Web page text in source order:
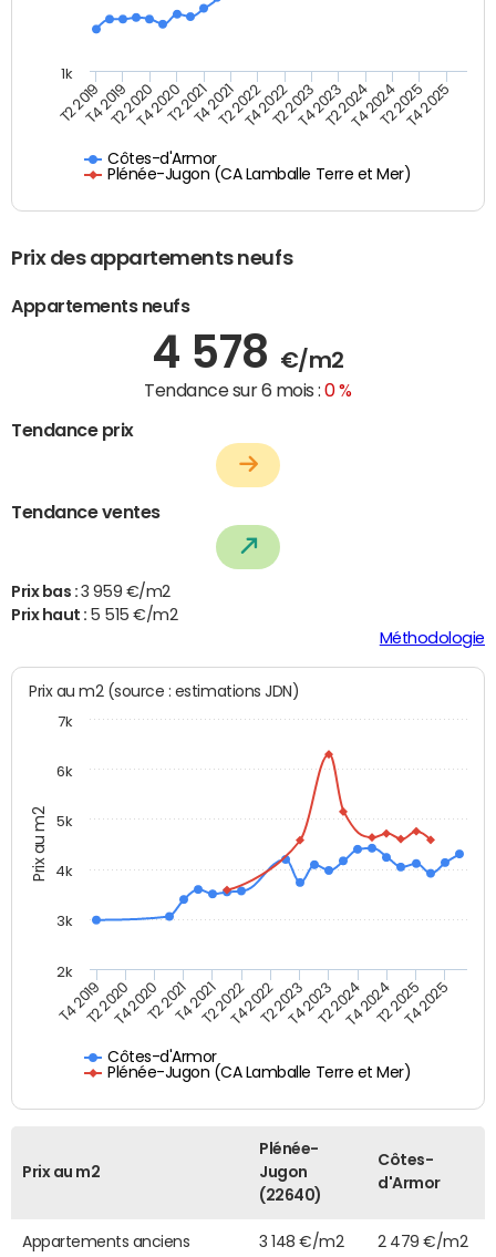
Côtes-d'Armor
Plénée-Jugon (CA Lamballe Terre et Mer)
T2 2019T4 2019T2 2020T4 2020T2 2021T4 2021T2 2022T4 2022T2 2023T4 2023T2 2024T4 2024T2 2025T4 2025
1k
Prix des appartements neufs
Appartements neufs
4 578 €/m2
Tendance sur 6 mois :0 %
Tendance prix
Tendance ventes
Prix bas : 3 959 €/m2
Prix haut : 5 515 €/m2
Méthodologie
Prix au m2
Prix au m2 (source : estimations JDN)
Côtes-d'Armor
Plénée-Jugon (CA Lamballe Terre et Mer)
T4 2019T2 2020T4 2020T2 2021T4 2021T2 2022T4 2022T2 2023T4 2023T2 2024T4 2024T2 2025T4 2025
2k
3k
4k
5k
6k
7k
Prix au m2
Plénée-
Jugon
(22640)
Côtes-
d'Armor
Appartements anciens 3 148 €/m2 2 479 €/m2